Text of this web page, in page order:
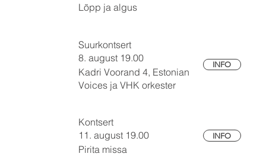
Lõpp ja algus
INFO
Suurkontsert
8. august 19.00
Kadri Voorand 4, Estonian
Voices ja VHK orkester
INFO
Kontsert
11. august 19.00
Pirita missa